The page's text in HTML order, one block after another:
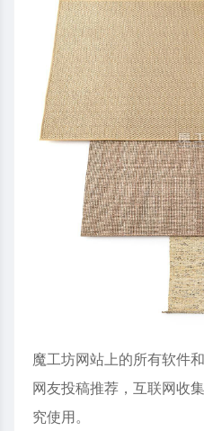
魔工坊网站上的所有软件
网友投稿推荐，互联网收
究使用。